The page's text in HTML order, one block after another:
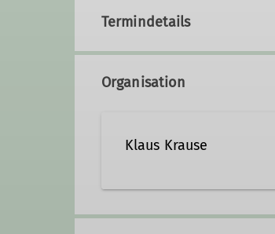
Termindetails
Organisation
Klaus Krause